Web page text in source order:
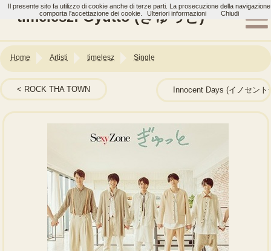
timelesz: Gyutto (ぎゅっと)
Home Artisti timelesz Single
ROCK THA TOWN Innocent Days (イノセント
Il presente sito fa utilizzo di cookie anche di terze parti. La prosecuzione della navigazione
comporta l'accettazione dei cookie.
Ulteriori informazioni Chiudi